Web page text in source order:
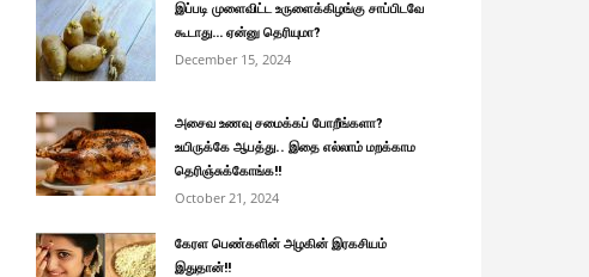
இப்படி முளைவிட்ட உருளைக்கிழங்கு சாப்பிடவே
கூடாது… ஏன்னு தெரியுமா?
December 15, 2024
அசைவ உணவு சமைக்கப் போறீங்களா?
உயிருக்கே ஆபத்து.. இதை எல்லாம் மறக்காம
தெரிஞ்சுக்கோங்க!!
October 21, 2024
கேரள பெண்களின் அழகின் இரகசியம்
இதுதான்!!